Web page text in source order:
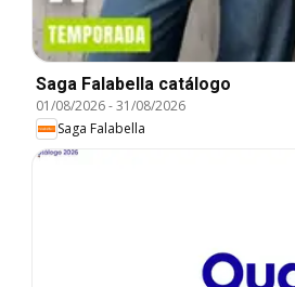
Saga Falabella catálogo
01/08/2026-31/08/2026
Saga Falabella